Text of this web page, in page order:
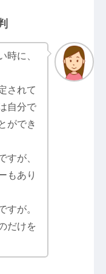
時に、
されて
自分で
ができ
すが、
もあり
すが。
だけを